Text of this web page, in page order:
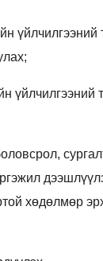
хөдөлмөр